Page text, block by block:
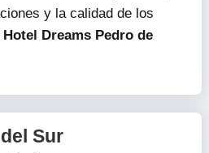
y la calidad de los
Hotel Dreams Pedro de
Sur